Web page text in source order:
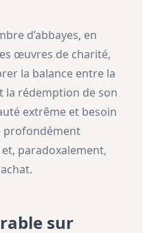
d’abbayes, en
œuvres de charité,
la balance entre la
la rédemption de son
extrême et besoin
profondément
paradoxalement,
sur